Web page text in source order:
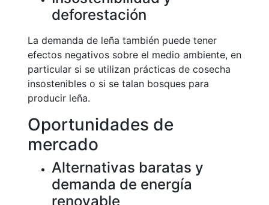
deforestación
La demanda de leña también puede tener
efectos negativos sobre el medio ambiente, en
particular si se utilizan prácticas de cosecha
insostenibles o si se talan bosques para
producir leña.
Oportunidades de
mercado
Alternativas baratas y
demanda de energía
renovable